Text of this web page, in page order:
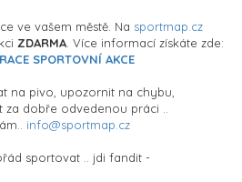
ve vašem městě. Na sportmap.cz
ZDARMA . Více informací získáte zde:
SPORTOVNÍ AKCE
na pivo, upozornit na chybu,
dobře odvedenou práci ..
info@sportmap.cz
sportovat .. jdi fandit -